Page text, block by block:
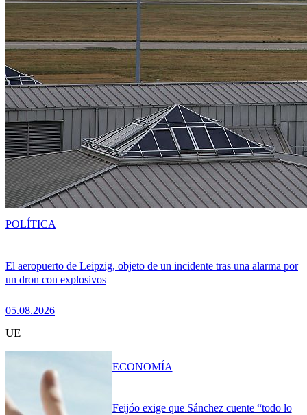
El aeropuerto de Leipzig, objeto de un incidente tras una alarma por
un dron con explosivos
05.08.2026
POLÍTICA
UE
Feijóo exige que Sánchez cuente “todo lo
ECONOMÍA